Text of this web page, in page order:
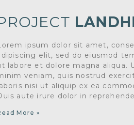
ipsum dolor sit amet,
elit, sed do eiusmod
labore et dolore magna aliqua.
veniam, quis nostrud
nisi ut aliquip ex ea
aute irure dolor in
More »